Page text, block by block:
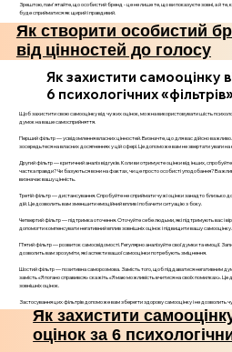
Зрештою, пам'ятайте, що особистий бренд - це не лише те, що ви показуєте зовні, а й те,
буде сприйматися як щирий і правдивий.
Як створити особистий
від цінностей до голосу
Як захистити самооцінку
6 психологічних «фільтрів»
Щоб захистити свою самооцінку від чужих оцінок, можна використовувати шість
думок на ваше самосприйняття.
Перший фільтр — усвідомлення власних цінностей. Визначте, що для вас дійсно
зосередьтеся на власних досягненнях у цій сфері. Це допоможе вам не звертати уваги
Другий фільтр — критичний аналіз відгуків. Коли ви отримуєте оцінки від інших,
частка правди? Чи базуються вони на фактах, чи це просто особисті уподобання?
визначає вашу цінність.
Третій фільтр — дистансування. Спробуйте не сприймати чужі оцінки занадто близько
дій. Це дозволить вам зменшити емоційний вплив і побачити ситуацію з боку.
Четвертий фільтр — підтримка оточення. Оточуйте себе людьми, які підтримують вас і
допомогти компенсувати негативний вплив зовнішніх оцінок і підвищити вашу самооцінку.
П’ятий фільтр — розвиток самосвідомості. Регулярно аналізуйте свої думки та емоції.
дозволить вам зрозуміти, які аспекти вашої самооцінки потребують зміцнення.
Шостий фільтр — позитивна саморозмова. Замість того, щоб піддаватися негативним
замість «Я погано справився» скажіть «Я маю можливість вчитися на своїх помилках». Це
зовнішніх оцінок.
Застосування цих фільтрів допоможе вам зберегти здорову самооцінку і не
Як захистити
оцінок за 6